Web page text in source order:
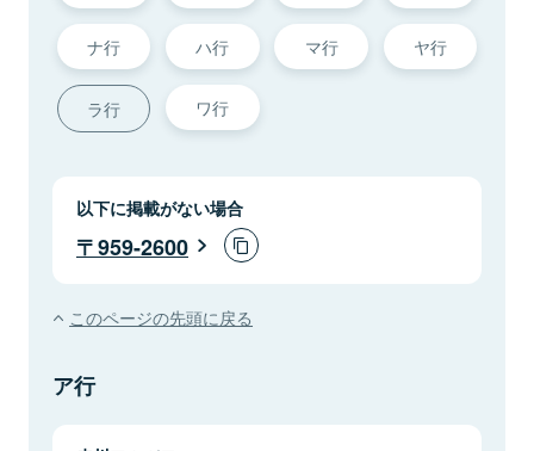
ナ行 ハ行 マ行 ヤ行
ラ行 ワ行
以下に掲載がない場合
959-2600
このページの先頭に戻る
ア行